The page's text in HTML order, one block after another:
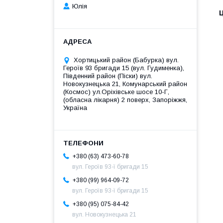
Юлія
Хортицький район (Бабурка) вул.
Героїв 93 бригади 15 (вул. Гудименка),
Південний район (Піски) вул.
Новокузнецька 21, Комунарський район
(Космос) ул.Оріхівське шосе 10-Г,
(обласна лікарня) 2 поверх, Запоріжжя,
Україна
+380 (63) 473-60-78
вул. Героїв 93-ї бригади 15
+380 (99) 964-09-72
вул. Героїв 93-ї бригади 15
+380 (95) 075-84-42
вул. Новокузнецька 21